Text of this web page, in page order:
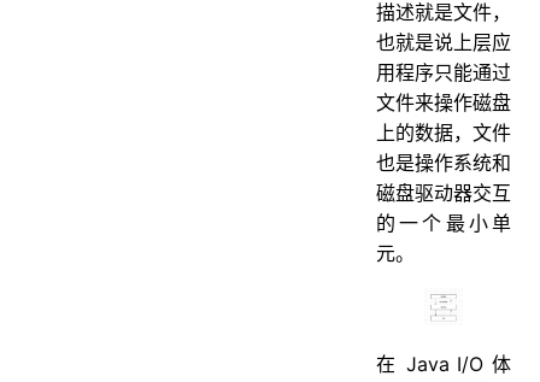
描述就是文件，
也就是说上层应
用程序只能通过
文件来操作磁盘
上的数据，文件
也是操作系统和
磁盘驱动器交互
的一个最小单
元。
在 Java I/O 体